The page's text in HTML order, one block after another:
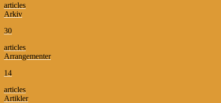
articles
Arkiv
30
articles
Arrangementer
14
articles
Artikler